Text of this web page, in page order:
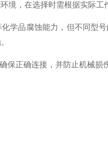
，在选择时需根据实际工
品腐蚀能力，但不同型号
正确连接，并防止机械损伤